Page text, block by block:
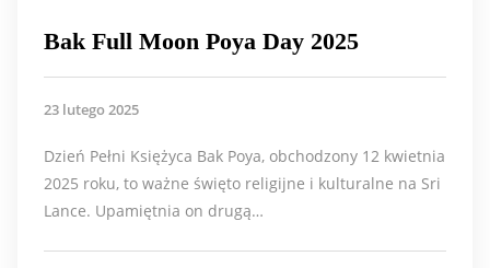
Bak Full Moon Poya Day 2025
23 lutego 2025
Dzień Pełni Księżyca Bak Poya, obchodzony 12 kwietnia
2025 roku, to ważne święto religijne i kulturalne na Sri
Lance. Upamiętnia on drugą…